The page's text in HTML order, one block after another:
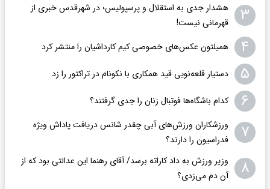
۳
هشدار جدی به استقلال و پرسپولیس؛ در شهرقدس خبری از
قهرمانی نیست!
۴ همیلتون عکس‌های خصوصی کیم‌ کارداشیان را منتشر کرد
۵ دستیار قلعه‌نویی قید همکاری با نکونام در تراکتور را زد
۶ کدام باشگاه‌ها فوتبال زنان را جدی گرفتند؟
۷
ورزشکاران ورزش‌های آبی چقدر شانس دریافت پاداش ویژه
فدراسیون را دارند؟
۸
وزیر ورزش به داد کاراته برسد/ آقای رهنما این عدالتی بود که از
آن دم می‌زدی؟